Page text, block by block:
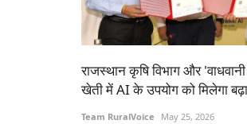
राजस्थान कृषि विभाग और
खेती में AI के उपयोग को मिलेगा
Team RuralVoice May 25, 2026